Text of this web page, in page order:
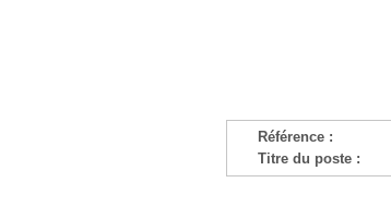
Référence :
Titre du poste :